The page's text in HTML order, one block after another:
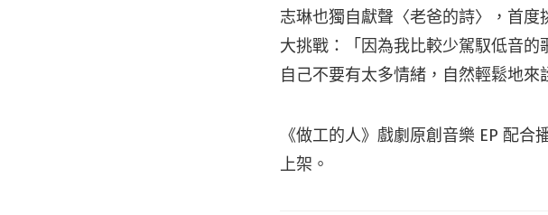
志琳也獨自獻聲〈老爸的詩〉，首
大挑戰：「因為我比較少駕馭低音
自己不要有太多情緒，自然輕鬆地來
《做工的人》戲劇原創音樂 EP 配
上架。